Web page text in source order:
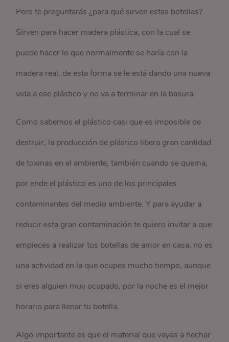
Pero te preguntarás ¿para qué sirven estas botellas?
Sirven para hacer madera plástica, con la cual se
puede hacer lo que normalmente se haría con la
madera real, de esta forma se le está dando una nueva
vida a ese plástico y no va a terminar en la basura.
Como sabemos el plástico casi que es imposible de
destruir, la producción de plástico libera gran cantidad
de toxinas en el ambiente, también cuando se quema,
por ende el plástico es uno de los principales
contaminantes del medio ambiente. Y para ayudar a
reducir esta gran contaminación te quiero invitar a que
empieces a realizar tus botellas de amor en casa, no es
una actividad en la que ocupes mucho tiempo, aunque
si eres alguien muy ocupado, por la noche es el mejor
horario para llenar tu botella.
Algo importante es que el material que vayas a hechar